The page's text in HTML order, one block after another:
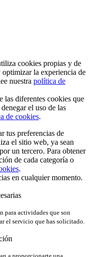
cookies propias y de
optimizar la experiencia de
nuestra política de
las diferentes cookies que
el uso de las
de cookies.
tus preferencias de
el sitio web, ya sean
un tercero. Para obtener
de cada categoría o
.
en cualquier momento.
para actividades que son
el servicio que has solicitado.